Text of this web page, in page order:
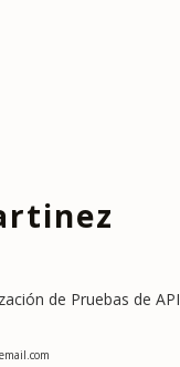
de Pruebas de API